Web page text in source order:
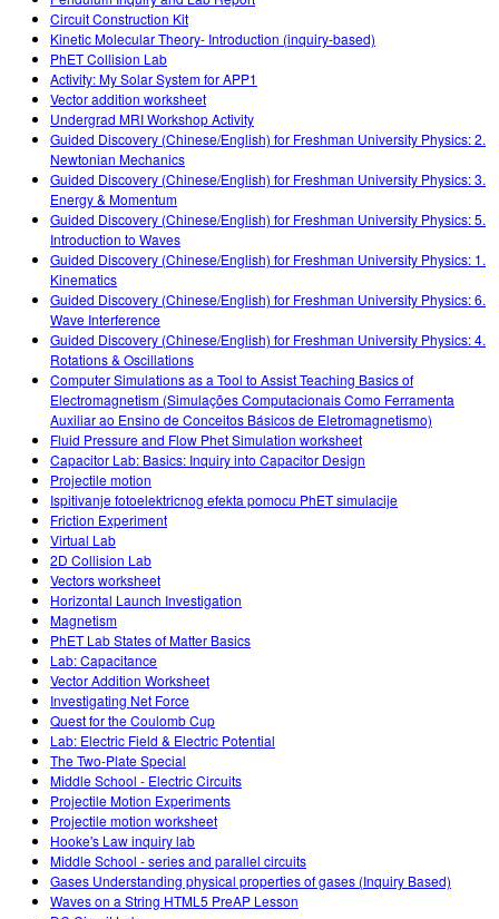
Circuit Construction Kit
Kinetic Molecular Theory- Introduction (inquiry-based)
PhET Collision Lab
Activity: My Solar System for APP1
Vector addition worksheet
Undergrad MRI Workshop Activity
Guided Discovery (Chinese/English) for Freshman University Physics: 2.
Newtonian Mechanics
Guided Discovery (Chinese/English) for Freshman University Physics: 3.
Energy & Momentum
Guided Discovery (Chinese/English) for Freshman University Physics: 5.
Introduction to Waves
Guided Discovery (Chinese/English) for Freshman University Physics: 1.
Kinematics
Guided Discovery (Chinese/English) for Freshman University Physics: 6.
Wave Interference
Guided Discovery (Chinese/English) for Freshman University Physics: 4.
Rotations & Oscillations
Computer Simulations as a Tool to Assist Teaching Basics of
Electromagnetism (Simulações Computacionais Como Ferramenta
Auxiliar ao Ensino de Conceitos Básicos de Eletromagnetismo)
Fluid Pressure and Flow Phet Simulation worksheet
Capacitor Lab: Basics: Inquiry into Capacitor Design
Projectile motion
Ispitivanje fotoelektricnog efekta pomocu PhET simulacije
Friction Experiment
Virtual Lab
2D Collision Lab
Vectors worksheet
Horizontal Launch Investigation
Magnetism
PhET Lab States of Matter Basics
Lab: Capacitance
Vector Addition Worksheet
Investigating Net Force
Quest for the Coulomb Cup
Lab: Electric Field & Electric Potential
The Two-Plate Special
Middle School - Electric Circuits
Projectile Motion Experiments
Projectile motion worksheet
Hooke's Law inquiry lab
Middle School - series and parallel circuits
Gases Understanding physical properties of gases (Inquiry Based)
Waves on a String HTML5 PreAP Lesson